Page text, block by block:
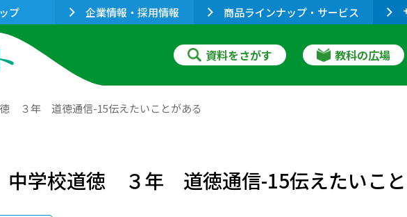
プ 企業情報・採用情報 商品ラインナップ・サービス
資料をさがす 教科の広場
３年 道徳通信-15伝えたいことがある
中学校道徳 ３年 道徳通信-15伝えたいこ